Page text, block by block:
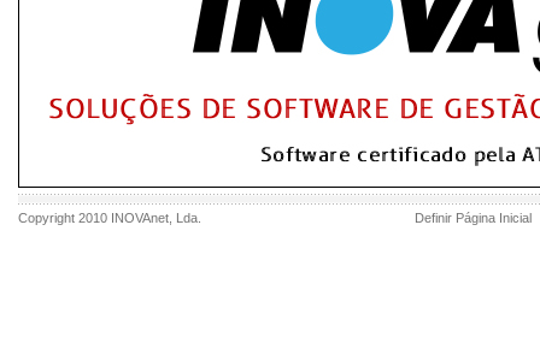
Copyright 2010 INOVAnet , Lda. Definir Página Inicial